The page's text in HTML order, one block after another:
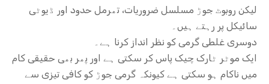
لیکن روبوٹ جوڑ مسلسل ضروریات، تھرمل حدود اور ڈیوٹی
سائیکل پر رہتے ہیں۔
دوسری غلطی گرمی کو نظر انداز کرنا ہے۔
ایک موٹر ٹارک چیک پاس کر سکتی ہے اور پھر بھی حقیقی کام
میں ناکام ہو سکتی ہے کیونکہ گرمی جوڑ کو کافی تیزی سے